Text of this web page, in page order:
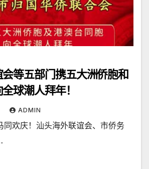
等五部门携五大洲侨胞和
球潮人拜年！
ADMIN
同欢庆！汕头海外联谊会、市侨务